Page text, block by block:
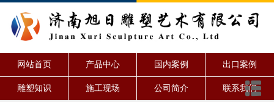
网站首页 产品中心 国内案例 出口案例
雕塑知识 施工现场 公司简介 联系我们